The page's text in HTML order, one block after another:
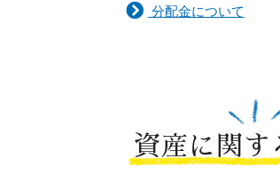
分配金について
資産に関す